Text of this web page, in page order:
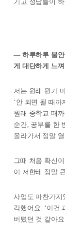
기고 정답들이
— 하루하루 불안
게 대단하게 느
저는 원래 뭔가
‘안 되면 될 때
원래 중학교 때
순간, 공부를 한
올라가서 정말
그때 처음 확신
이 저한테 정말
사업도 마찬가지
각했어요. ‘이건
버텼던 것 같아요.